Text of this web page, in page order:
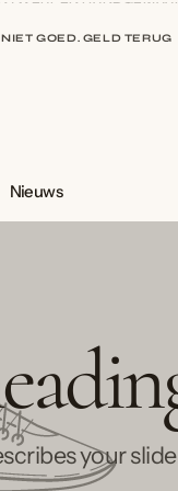
Nieuws
your slide